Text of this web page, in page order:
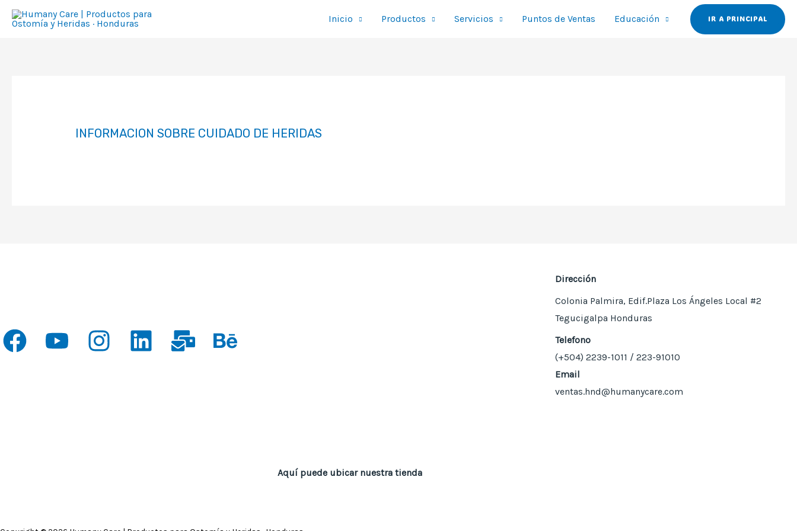
Inicio Productos Servicios Puntos de Ventas Educación IR A PRINCIPAL
INFORMACION SOBRE CUIDADO DE HERIDAS
Aquí puede ubicar nuestra tienda
Dirección
Colonia Palmira, Edif.Plaza Los Ángeles Local #2
Tegucigalpa Honduras
Telefono
(+504) 2239-1011 / 223-91010
Email
ventas.hnd@humanycare.com